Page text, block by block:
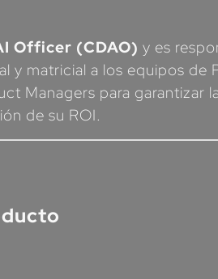
Officer (CDAO) y es
y matricial a los equipos
Managers para garantizar
de su ROI.